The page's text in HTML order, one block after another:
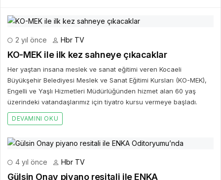
2 yıl önce Hbr TV
KO-MEK ile ilk kez sahneye çıkacaklar
Her yaştan insana meslek ve sanat eğitimi veren Kocaeli
Büyükşehir Belediyesi Meslek ve Sanat Eğitimi Kursları (KO-MEK),
Engelli ve Yaşlı Hizmetleri Müdürlüğünden hizmet alan 60 yaş
üzerindeki vatandaşlarımız için tiyatro kursu vermeye başladı.
DEVAMINI OKU
4 yıl önce Hbr TV
Gülsin Onay piyano resitali ile ENKA